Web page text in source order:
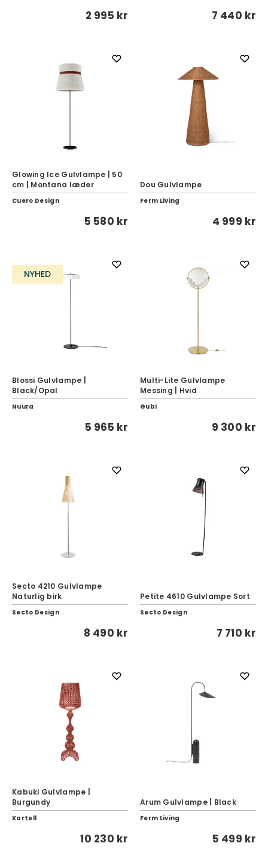
2 995 kr 7 440 kr
Glowing Ice Gulvlampe | 50
cm | Montana læder
Cuero Design
5 580 kr
Dou Gulvlampe
Ferm Living
4 999 kr
NYHED
Blossi Gulvlampe |
Black/Opal
Nuura
5 965 kr
Multi-Lite Gulvlampe
Messing | Hvid
Gubi
9 300 kr
Secto 4210 Gulvlampe
Naturlig birk
Secto Design
8 490 kr
Petite 4610 Gulvlampe Sort
Secto Design
7 710 kr
Kabuki Gulvlampe |
Burgundy
Kartell
10 230 kr
Arum Gulvlampe | Black
Ferm Living
5 499 kr